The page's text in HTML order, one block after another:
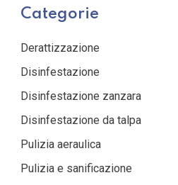
Categorie
Derattizzazione
Disinfestazione
Disinfestazione zanzara
Disinfestazione da talpa
Pulizia aeraulica
Pulizia e sanificazione